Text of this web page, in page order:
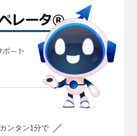
カンタン1分で